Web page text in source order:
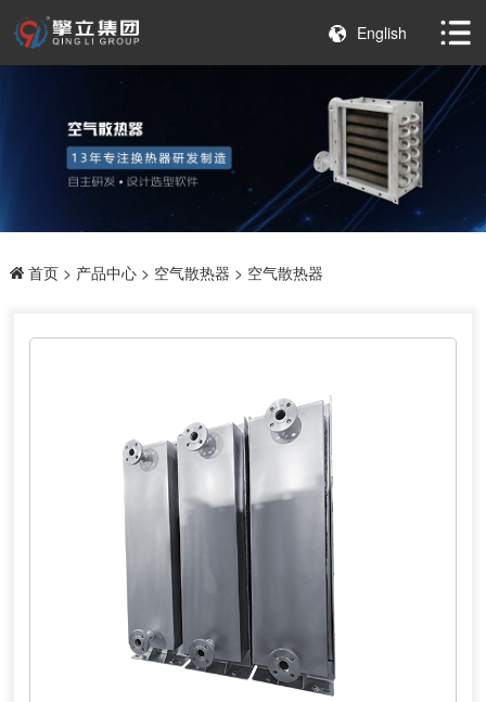
English
首页> 产品中心> 空气散热器 > 空气散热器